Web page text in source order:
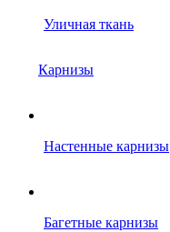
Уличная ткань
Карнизы
Настенные карнизы
Багетные карнизы